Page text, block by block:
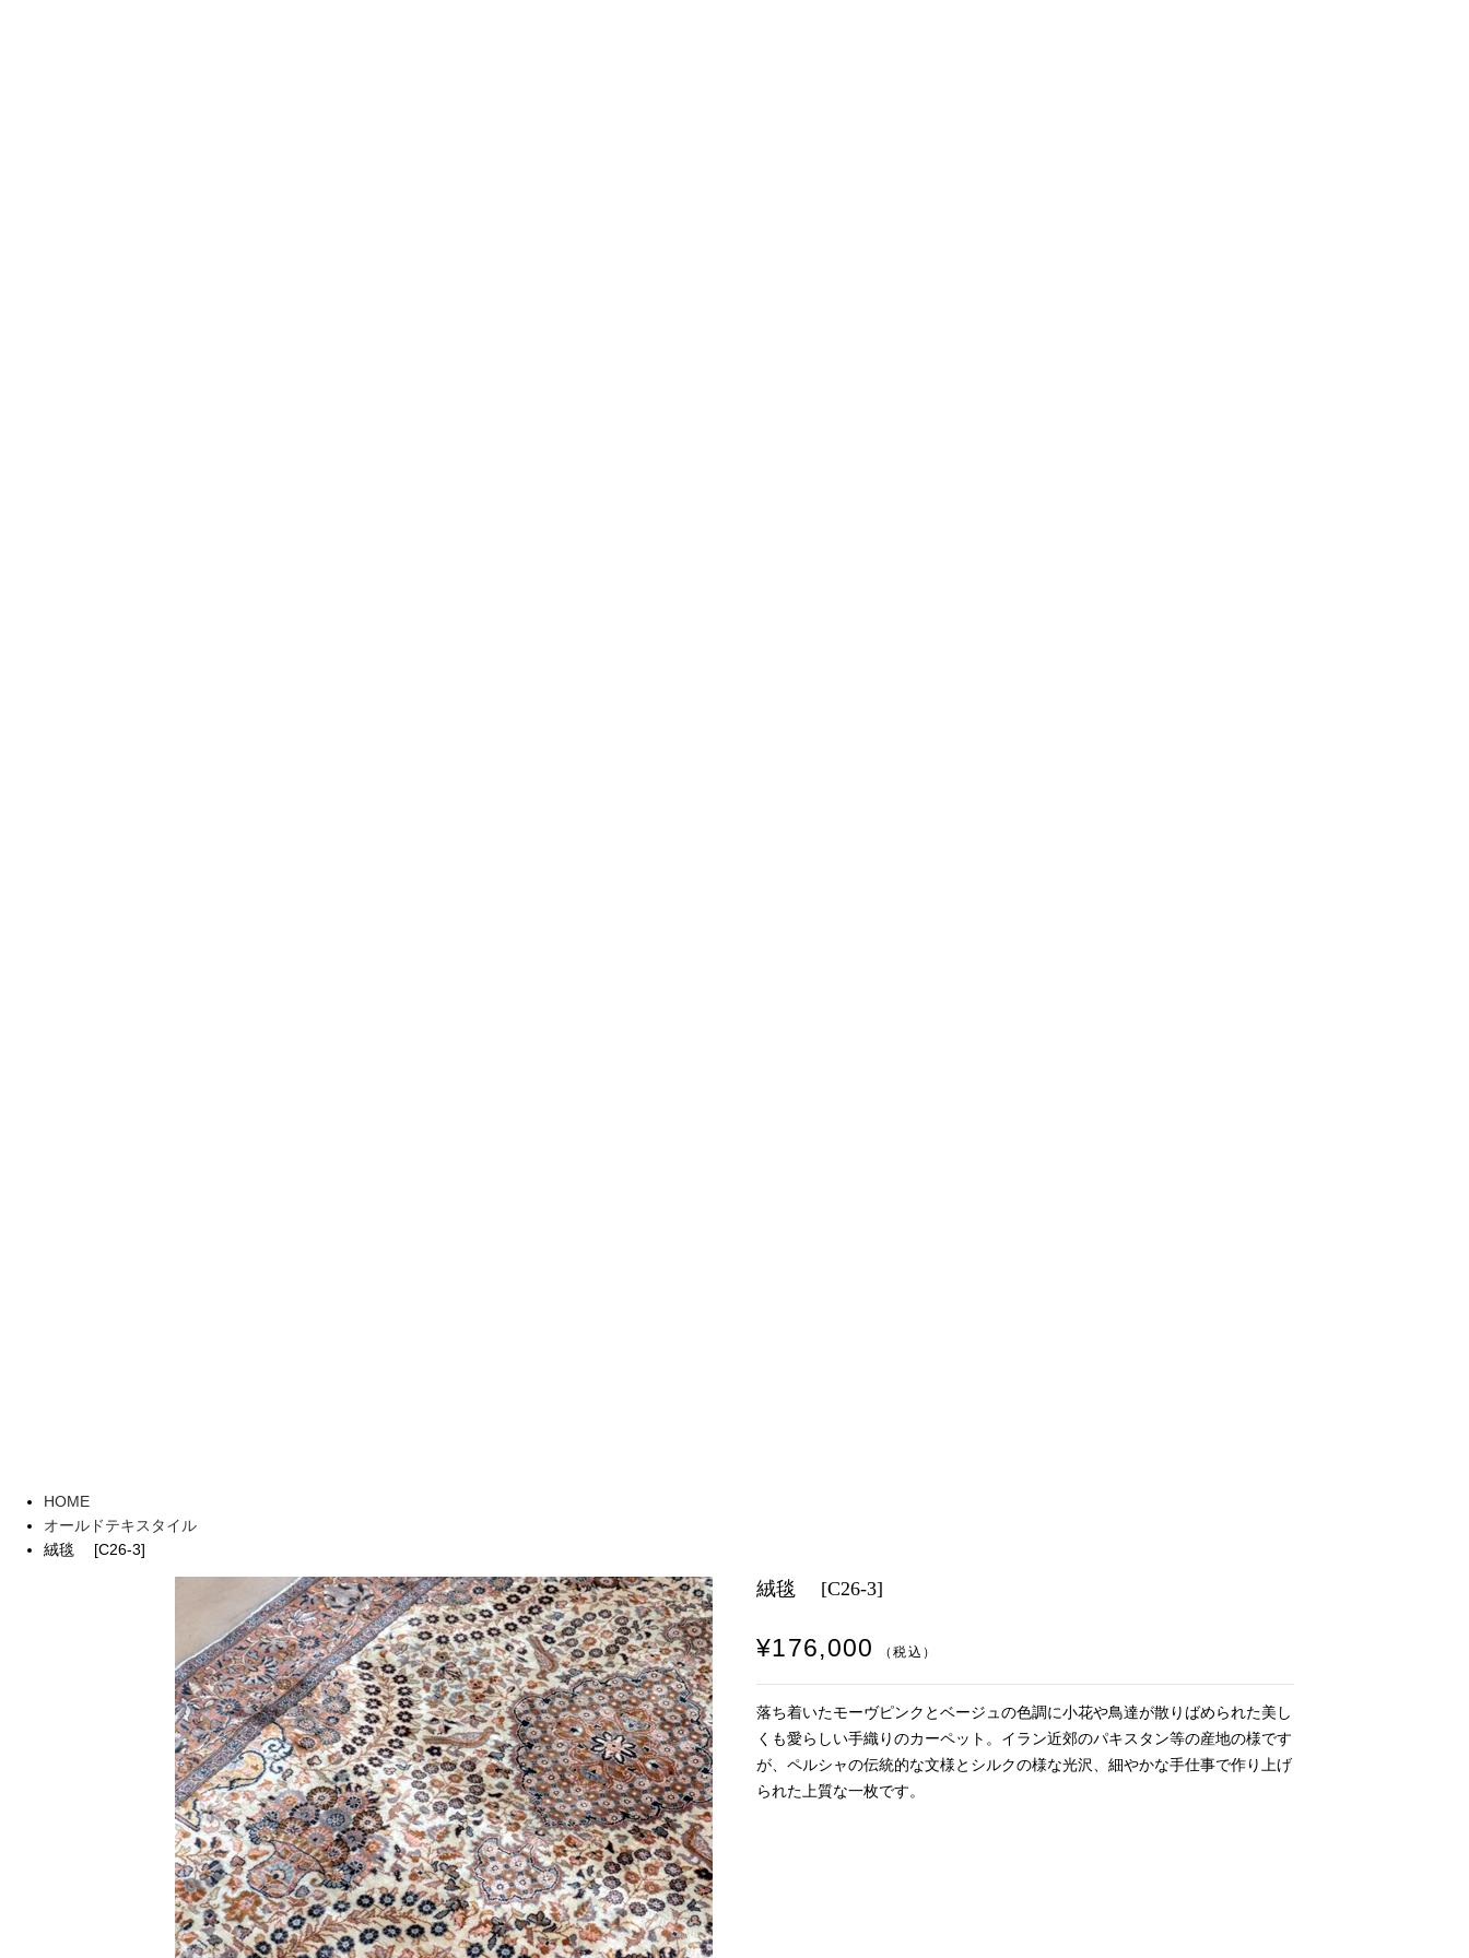
HOME
オールドテキスタイル
絨毯 [C26-3]
絨毯 [C26-3]
¥176,000 （税込）
落ち着いたモーヴピンクとベージュの色調に小花や鳥達が散りばめられた美し
くも愛らしい手織りのカーペット。イラン近郊のパキスタン等の産地の様です
が、ペルシャの伝統的な文様とシルクの様な光沢、細やかな手仕事で作り上げ
られた上質な一枚です。